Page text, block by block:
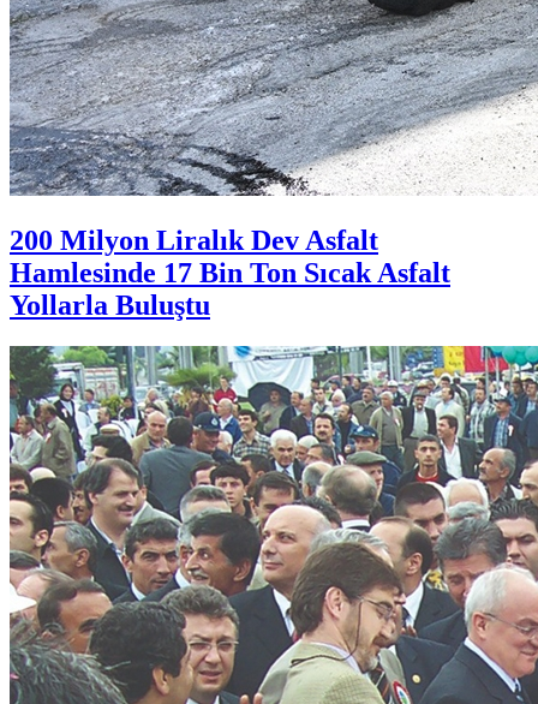
200 Milyon Liralık Dev Asfalt
Hamlesinde 17 Bin Ton Sıcak Asfalt
Yollarla Buluştu